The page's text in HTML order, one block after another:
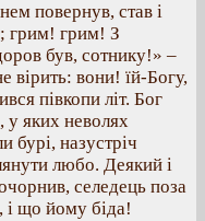
повернув, став і
грим! грим! З
був, сотнику!» –
вірить: вони! їй-Богу,
півкопи літ. Бог
у яких неволях
бурі, назустріч
любо. Деякий і
селедець поза
і що йому біда!